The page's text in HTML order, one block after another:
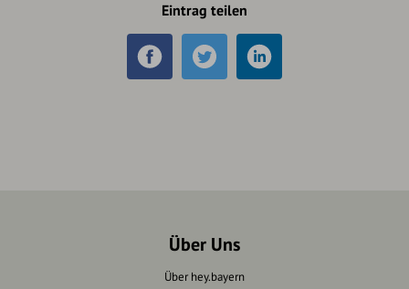
Eintrag teilen
Über Uns
Über hey.bayern